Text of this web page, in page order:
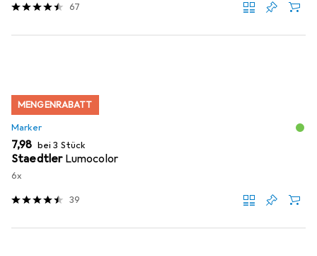
67
MENGENRABATT
Marker
EUR
7,98 bei 3 Stück
Staedtler Lumocolor
6x
39